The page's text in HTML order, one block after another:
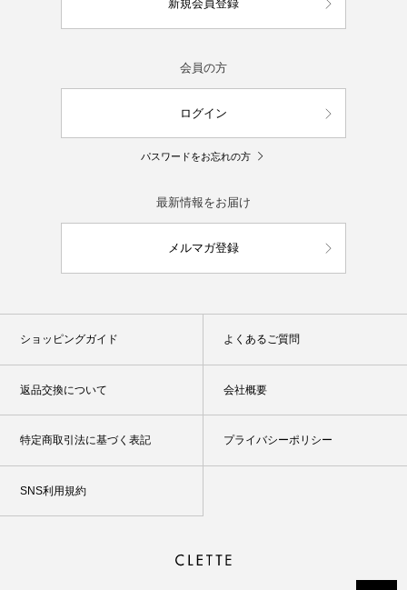
新規会員登録
会員の方
ログイン
パスワードをお忘れの方
最新情報をお届け
メルマガ登録
ショッピングガイド よくあるご質問
返品交換について 会社概要
特定商取引法に基づく表記 プライバシーポリシー
SNS利用規約